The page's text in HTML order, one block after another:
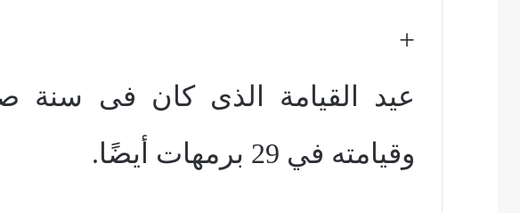
+
عيد القيامة الذى كان فى سنة
وقيامته في 29 برمهات أيضًا.